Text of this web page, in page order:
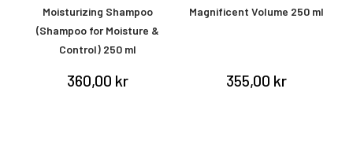
Moisturizing Shampoo
(Shampoo for Moisture &
Control) 250 ml
360,00 kr
Magnificent Volume 250 ml
355,00 kr